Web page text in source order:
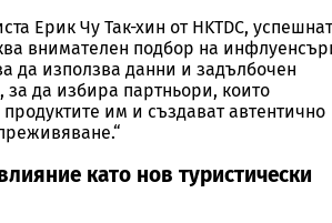
Ерик Чу Так-хин от HKTDC,
внимателен подбор на
да използва данни и задълбочен
за да избира партньори, които
продуктите им и създават автентично
като нов туристически